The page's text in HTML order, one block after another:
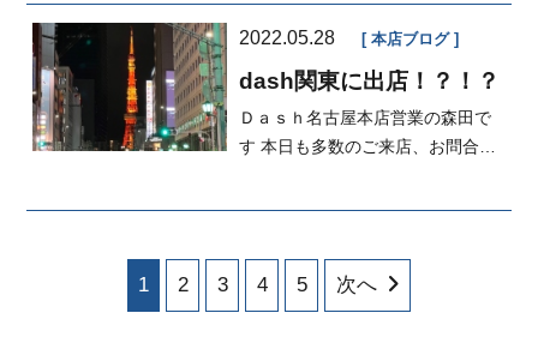
2022.05.28 本店ブログ
dash関東に出店！？！？
Ｄａｓｈ名古屋本店営業の森田で
す 本日も多数のご来店、お問合せ
1 2 3 4 5 次へ